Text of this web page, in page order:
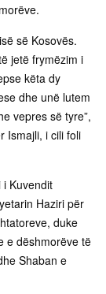
së Kosovës.
jetë frymëzim i
këta dy
dhe unë lutem
vepres së tyre”,
Ismajli, i cili foli
i Kuvendit
Haziri për
duke
e dëshmorëve të
Shaban e